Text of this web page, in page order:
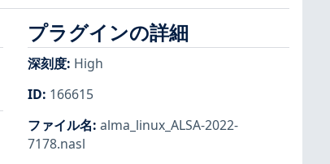
プラグインの詳細
深刻度: High
ID: 166615
ファイル名: alma_linux_ALSA-2022-
7178.nasl